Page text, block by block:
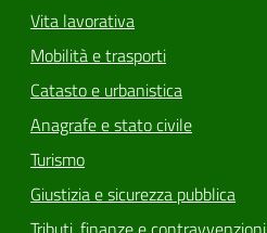
Vita lavorativa
Mobilità e trasporti
Catasto e urbanistica
Anagrafe e stato civile
Turismo
Giustizia e sicurezza pubblica